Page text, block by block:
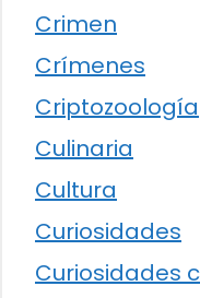
Crimen
Crímenes
Criptozoología
Culinaria
Cultura
Curiosidades
Curiosidades